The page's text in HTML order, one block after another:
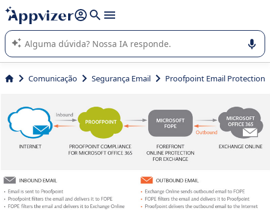
de nossa IA (várias linhas com
A IA do Appvizer o orienta no uso ou na seleção de software
SaaS para sua empresa.
Comunicação Segurança Email Proofpoint Email Protection